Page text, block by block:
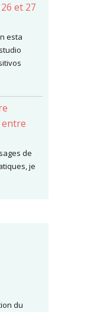
et 27
esta
entre
de
je
du